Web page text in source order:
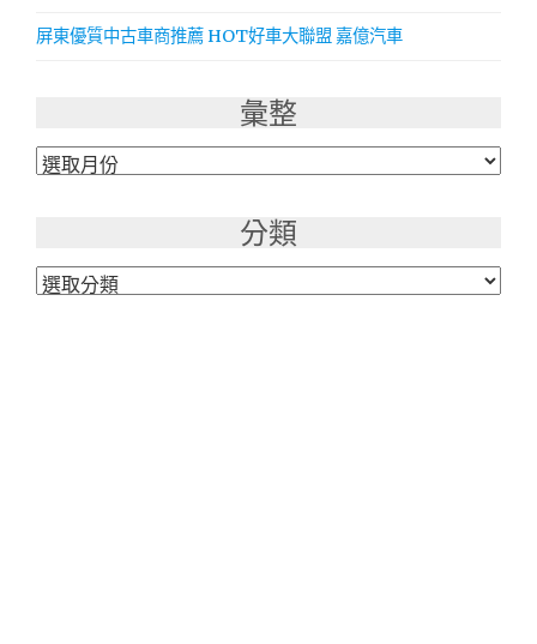
屏東優質中古車商推薦 HOT好車大聯盟 嘉億汽車
彙整
彙
分類
分